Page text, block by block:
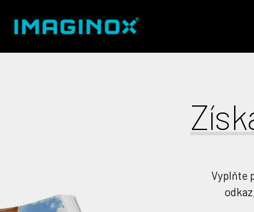
Vyplňte